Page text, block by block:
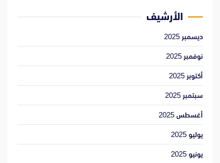
الأرشيف
ديسمبر 2025
نوفمبر 2025
أكتوبر 2025
سبتمبر 2025
أغسطس 2025
يوليو 2025
يونيو 2025